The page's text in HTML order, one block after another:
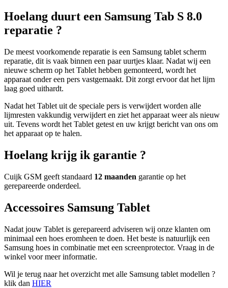
Hoelang duurt een Samsung Tab S 8.0
reparatie ?
De meest voorkomende reparatie is een Samsung tablet scherm
reparatie, dit is vaak binnen een paar uurtjes klaar. Nadat wij een
nieuwe scherm op het Tablet hebben gemonteerd, wordt het
apparaat onder een pers vastgemaakt. Dit zorgt ervoor dat het lijm
laag goed uithardt.
Nadat het Tablet uit de speciale pers is verwijdert worden alle
lijmresten vakkundig verwijdert en ziet het apparaat weer als nieuw
uit. Tevens wordt het Tablet getest en uw krijgt bericht van ons om
het apparaat op te halen.
Hoelang krijg ik garantie ?
Cuijk GSM geeft standaard 12 maanden garantie op het
gerepareerde onderdeel.
Accessoires Samsung Tablet
Nadat jouw Tablet is gerepareerd adviseren wij onze klanten om
minimaal een hoes eromheen te doen. Het beste is natuurlijk een
Samsung hoes in combinatie met een screenprotector. Vraag in de
winkel voor meer informatie.
Wil je terug naar het overzicht met alle Samsung tablet modellen ?
klik dan HIER